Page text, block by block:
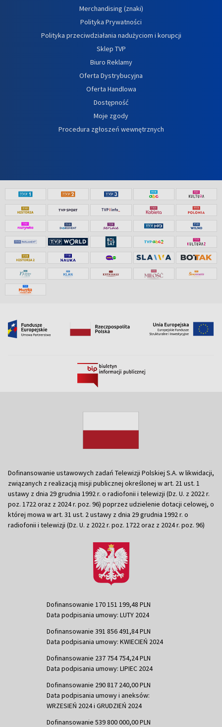
Merchandising (znaki)
Polityka Prywatności
Polityka przeciwdziałania nadużyciom i korupcji
Sklep TVP
Biuro Reklamy
Oferta Dystrybucyjna
Oferta Handlowa
Dostępność
Moje zgody
Procedura zgłoszeń wewnętrznych
Dofinansowanie ustawowych zadań Telewizji Polskiej S.A. w likwidacji,
związanych z realizacją misji publicznej określonej w art. 21 ust. 1
ustawy z dnia 29 grudnia 1992 r. o radiofonii i telewizji (Dz. U. z 2022 r.
poz. 1722 oraz z 2024 r. poz. 96) poprzez udzielenie dotacji celowej, o
której mowa w art. 31 ust. 2 ustawy z dnia 29 grudnia 1992 r. o
radiofonii i telewizji (Dz. U. z 2022 r. poz. 1722 oraz z 2024 r. poz. 96)
Dofinansowanie 170 151 199,48 PLN
Data podpisania umowy: LUTY 2024
Dofinansowanie 391 856 491,84 PLN
Data podpisania umowy: KWIECIEŃ 2024
Dofinansowanie 237 754 754,24 PLN
Data podpisania umowy: LIPIEC 2024
Dofinansowanie 290 817 240,00 PLN
Data podpisania umowy i aneksów:
WRZESIEŃ 2024 i GRUDZIEŃ 2024
Dofinansowanie 539 800 000,00 PLN